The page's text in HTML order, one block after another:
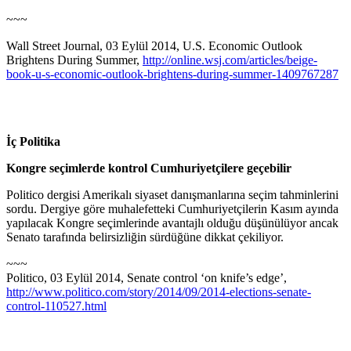
~~~
Wall Street Journal, 03 Eylül 2014, U.S. Economic Outlook
Brightens During Summer, http://online.wsj.com/articles/beige-
book-u-s-economic-outlook-brightens-during-summer-1409767287
İç Politika
Kongre seçimlerde kontrol Cumhuriyetçilere geçebilir
Politico dergisi Amerikalı siyaset danışmanlarına seçim tahminlerini
sordu. Dergiye göre muhalefetteki Cumhuriyetçilerin Kasım ayında
yapılacak Kongre seçimlerinde avantajlı olduğu düşünülüyor ancak
Senato tarafında belirsizliğin sürdüğüne dikkat çekiliyor.
~~~
Politico, 03 Eylül 2014, Senate control ‘on knife’s edge’,
http://www.politico.com/story/2014/09/2014-elections-senate-
control-110527.html